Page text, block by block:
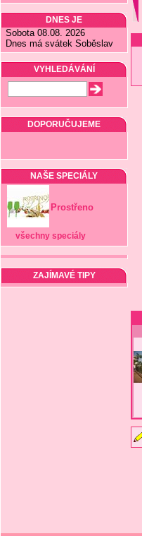
DNES JE
Sobota 08.08. 2026
Dnes má svátek Soběslav
VYHLEDÁVÁNÍ
DOPORUČUJEME
NAŠE SPECIÁLY
Prostřeno
všechny speciály
ZAJÍMAVÉ TIPY